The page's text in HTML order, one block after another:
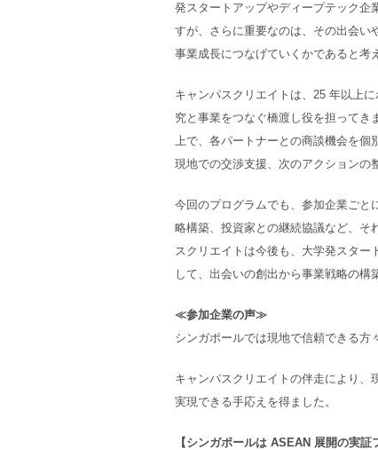
発スタートアップやディープテック企
すが、さらに重要なのは、その出会い
事業成長につなげていくかであると考
キャンパスクリエイトは、25 年以上
究と事業をつなぐ橋渡し役を担ってき
上で、各パートナーとの商談機会を個
現地での交渉支援、次のアクションの
今回のプログラムでも、参加企業ごと
略構築、投資家との継続協議など、そ
スクリエイトは今後も、大学発スター
して、出会いの創出から事業戦略の構
≪参加企業の声≫
シンガポールでは現地で信頼できる方
キャンパスクリエイトの伴走により
実現できる手応えを得ました。
【シンガポールは ASEAN 展開の実